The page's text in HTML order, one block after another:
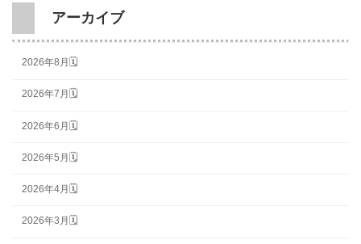
アーカイブ
2026年8月🗓
2026年7月🗓
2026年6月🗓
2026年5月🗓
2026年4月🗓
2026年3月🗓